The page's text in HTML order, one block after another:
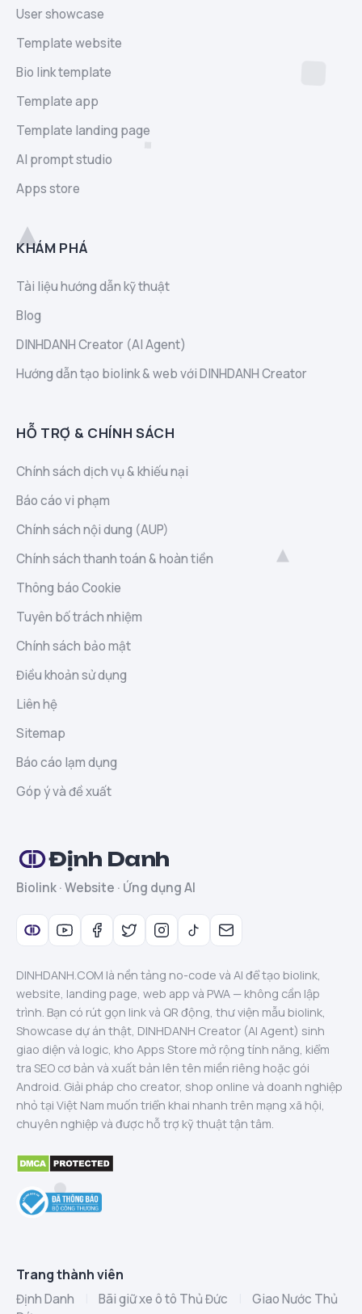
User showcase
Template website
Bio link template
Template app
Template landing page
AI prompt studio
Apps store
KHÁM PHÁ
Tài liệu hướng dẫn kỹ thuật
Blog
DINHDANH Creator (AI Agent)
Hướng dẫn tạo biolink & web với DINHDANH Creator
HỖ TRỢ & CHÍNH SÁCH
Chính sách dịch vụ & khiếu nại
Báo cáo vi phạm
Chính sách nội dung (AUP)
Chính sách thanh toán & hoàn tiền
Thông báo Cookie
Tuyên bố trách nhiệm
Chính sách bảo mật
Điều khoản sử dụng
Liên hệ
Sitemap
Báo cáo lạm dụng
Góp ý và đề xuất
Định Danh
Biolink · Website · Ứng dụng AI
DINHDANH.COM là nền tảng no-code và AI để tạo biolink,
website, landing page, web app và PWA — không cần lập
trình. Bạn có rút gọn link và QR động, thư viện mẫu biolink,
Showcase dự án thật, DINHDANH Creator (AI Agent) sinh
giao diện và logic, kho Apps Store mở rộng tính năng, kiểm
tra SEO cơ bản và xuất bản lên tên miền riêng hoặc gói
Android. Giải pháp cho creator, shop online và doanh nghiệp
nhỏ tại Việt Nam muốn triển khai nhanh trên mạng xã hội,
chuyên nghiệp và được hỗ trợ kỹ thuật tận tâm.
Trang thành viên
Định Danh Bãi giữ xe ô tô Thủ Đức
Giao Nước Thủ